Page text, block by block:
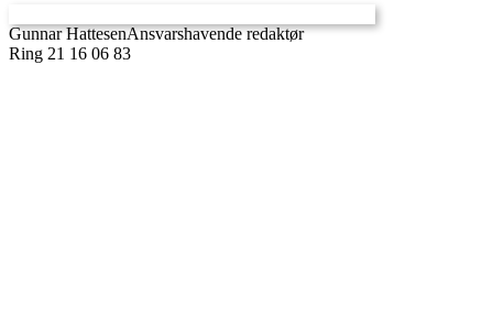
Gunnar HattesenAnsvarshavende redaktør
Ring 21 16 06 83